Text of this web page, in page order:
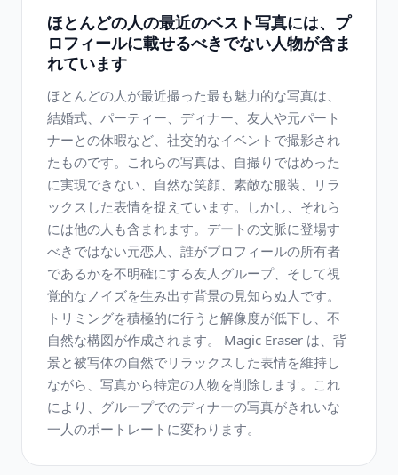
ほとんどの人の最近のベスト写真には、プ
ロフィールに載せるべきでない人物が含ま
れています
ほとんどの人が最近撮った最も魅力的な写真は、
結婚式、パーティー、ディナー、友人や元パート
ナーとの休暇など、社交的なイベントで撮影され
たものです。これらの写真は、自撮りではめった
に実現できない、自然な笑顔、素敵な服装、リラ
ックスした表情を捉えています。しかし、それら
には他の人も含まれます。デートの文脈に登場す
べきではない元恋人、誰がプロフィールの所有者
であるかを不明確にする友人グループ、そして視
覚的なノイズを生み出す背景の見知らぬ人です。
トリミングを積極的に行うと解像度が低下し、不
自然な構図が作成されます。 Magic Eraser は、背
景と被写体の自然でリラックスした表情を維持し
ながら、写真から特定の人物を削除します。これ
により、グループでのディナーの写真がきれいな
一人のポートレートに変わります。